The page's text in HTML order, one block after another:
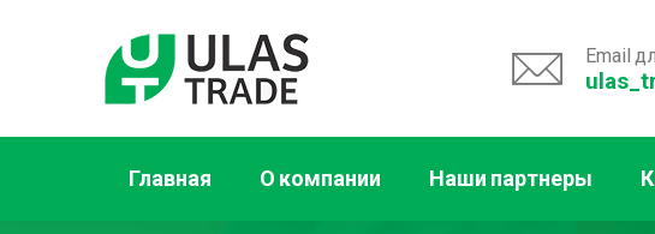
Email
Главная О компании Наши партнеры